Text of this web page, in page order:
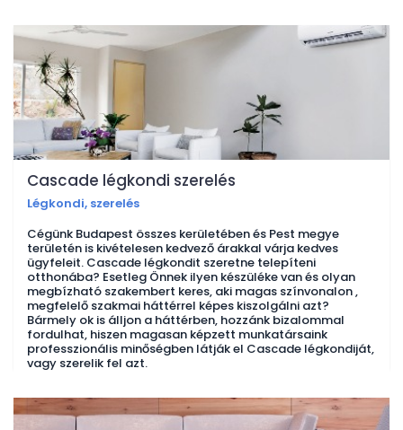
Cascade légkondi szerelés
Légkondi, szerelés
Cégünk Budapest összes kerületében és Pest megye
területén is kivételesen kedvező árakkal várja kedves
ügyfeleit. Cascade légkondit szeretne telepíteni
otthonába? Esetleg Önnek ilyen készüléke van és olyan
megbízható szakembert keres, aki magas színvonalon ,
megfelelő szakmai háttérrel képes kiszolgálni azt?
Bármely ok is álljon a háttérben, hozzánk bizalommal
fordulhat, hiszen magasan képzett munkatársaink
professzionális minőségben látják el Cascade légkondiját,
vagy szerelik fel azt.